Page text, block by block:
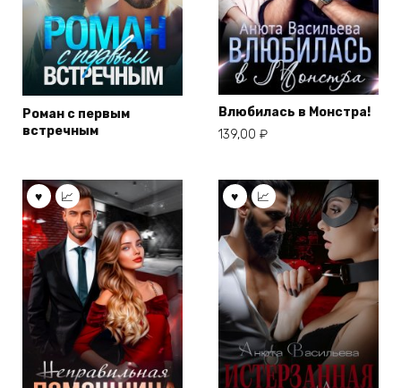
Роман с первым
встречным
Влюбилась в Монстра!
139,00 ₽